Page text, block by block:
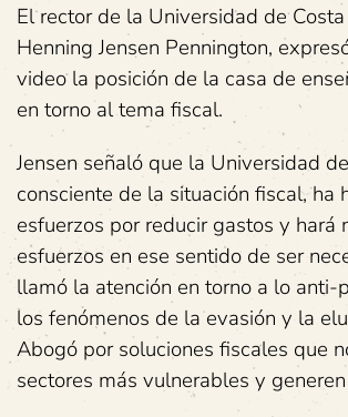
El rector de la Universidad de
Henning Jensen Pennington,
video la posición de la casa de
en torno al tema fiscal.
Jensen señaló que la Universidad
consciente de la situación fiscal, ha
esfuerzos por reducir gastos y hará
esfuerzos en ese sentido de ser
llamó la atención en torno a lo anti-
los fenómenos de la evasión y la
Abogó por soluciones fiscales que
sectores más vulnerables y